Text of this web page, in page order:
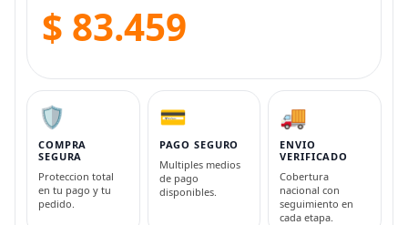
$ 83.459
🛡️
COMPRA
SEGURA
Proteccion total
en tu pago y tu
pedido.
💳
PAGO SEGURO
Multiples medios
de pago
disponibles.
🚚
ENVIO
VERIFICADO
Cobertura
nacional con
seguimiento en
cada etapa.